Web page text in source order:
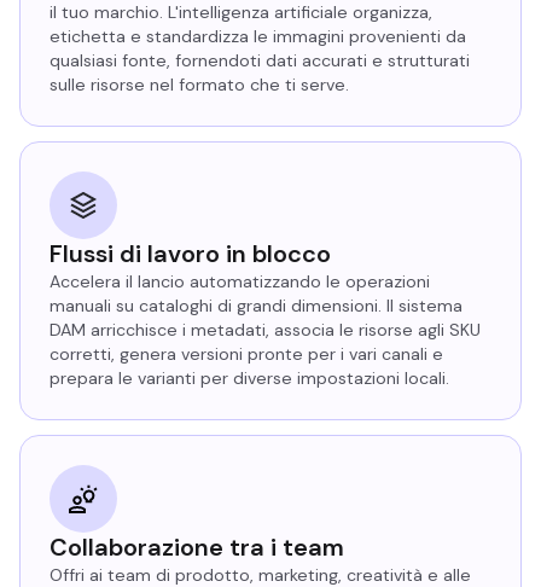
il tuo marchio. L'intelligenza artificiale organizza,
etichetta e standardizza le immagini provenienti da
qualsiasi fonte, fornendoti dati accurati e strutturati
sulle risorse nel formato che ti serve.
Flussi di lavoro in blocco
Accelera il lancio automatizzando le operazioni
manuali su cataloghi di grandi dimensioni. Il sistema
DAM arricchisce i metadati, associa le risorse agli SKU
corretti, genera versioni pronte per i vari canali e
prepara le varianti per diverse impostazioni locali.
Collaborazione tra i team
Offri ai team di prodotto, marketing, creatività e alle